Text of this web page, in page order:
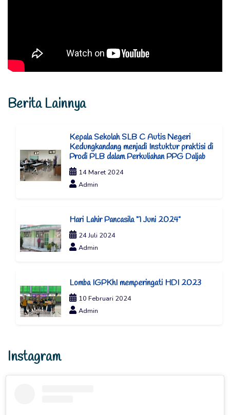
Berita Lainnya
Kepala Sekolah SLB C Autis Negeri
Kedungkandang menjadi Instuktur praktisi di
Prodi PLB dalam Perkuliahan PPG Daljab
14 Maret 2024
Admin
Hari Lahir Pancasila "1 Juni 2024"
24 Juli 2024
Admin
Lomba IGPKhI memperingati HDI 2023
10 Februari 2024
Admin
Instagram